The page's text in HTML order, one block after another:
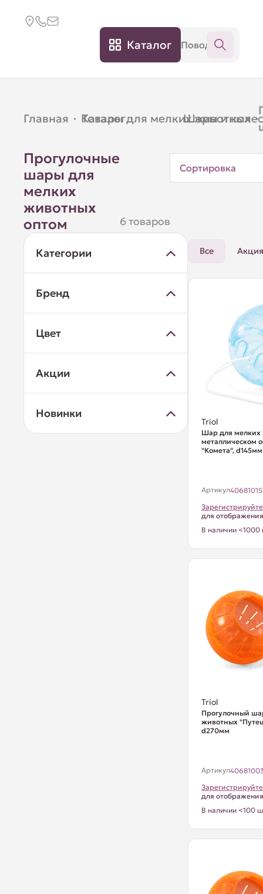
Каталог
Главная · Каталог ·
Товары для мелких животных ·
Шары и
Прогулочные
шары для
мелких
животных
оптом
6 товаров
Сортировка
Категории
Бренд
Цвет
Акции
Новинки
Все
Triol
Шар для мелких
металлическом
"Комета", d145мм
Артикул40681015
для
В наличии <1000
Triol
Прогулочный
животных
d270мм
Артикул
для
В наличии <100